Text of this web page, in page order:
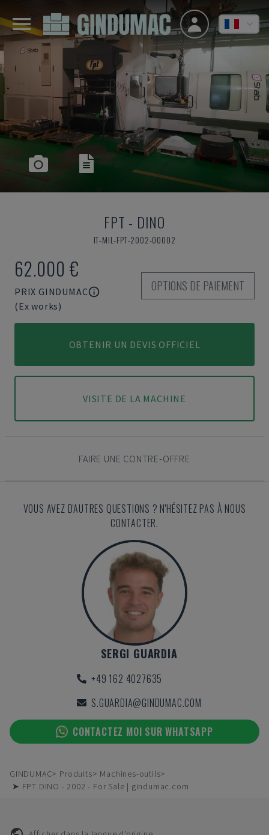
FPT - DINO
IT-MIL-FPT-2002-00002
62.000 €
PRIX GINDUMAC
(Ex works)
OPTIONS DE PAIEMENT
OBTENIR UN DEVIS OFFICIEL
VISITE DE LA MACHINE
FAIRE UNE CONTRE-OFFRE
VOUS AVEZ D'AUTRES QUESTIONS ? N'HÉSITEZ PAS À NOUS
CONTACTER.
SERGI GUARDIA
+49 162 4027635
S.GUARDIA@GINDUMAC.COM
CONTACTEZ MOI SUR WHATSAPP
GINDUMAC Produits
Machines-outils
➤ FPT DINO - 2002 - For Sale | gindumac.com